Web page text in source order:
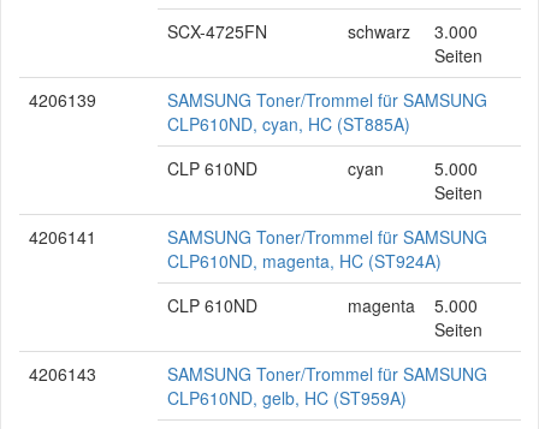
SCX-4725FN
schwarz
3.000
Seiten
4206139
SAMSUNG Toner/Trommel für SAMSUNG
CLP610ND, cyan, HC (ST885A)
CLP 610ND
cyan
5.000
Seiten
4206141
SAMSUNG Toner/Trommel für SAMSUNG
CLP610ND, magenta, HC (ST924A)
CLP 610ND
magenta
5.000
Seiten
4206143
SAMSUNG Toner/Trommel für SAMSUNG
CLP610ND, gelb, HC (ST959A)